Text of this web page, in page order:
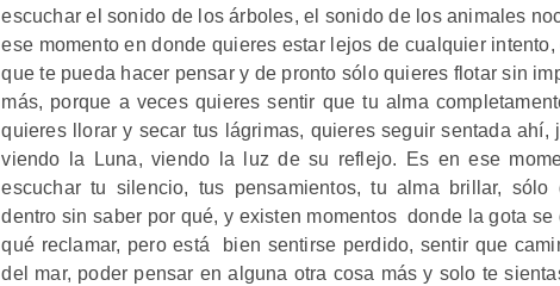
escuchar el sonido de los árboles, el sonido de los animales
ese momento en donde quieres estar lejos de cualquier
que te pueda hacer pensar y de pronto sólo quieres flotar sin
más, porque a veces quieres sentir que tu alma
quieres llorar y secar tus lágrimas, quieres seguir sentada ahí,
viendo la Luna, viendo la luz de su reflejo. Es en ese
escuchar tu silencio, tus pensamientos, tu alma brillar, sólo
dentro sin saber por qué, y existen momentos donde la gota se
qué reclamar, pero está bien sentirse perdido, sentir que
del mar, poder pensar en alguna otra cosa más y solo te